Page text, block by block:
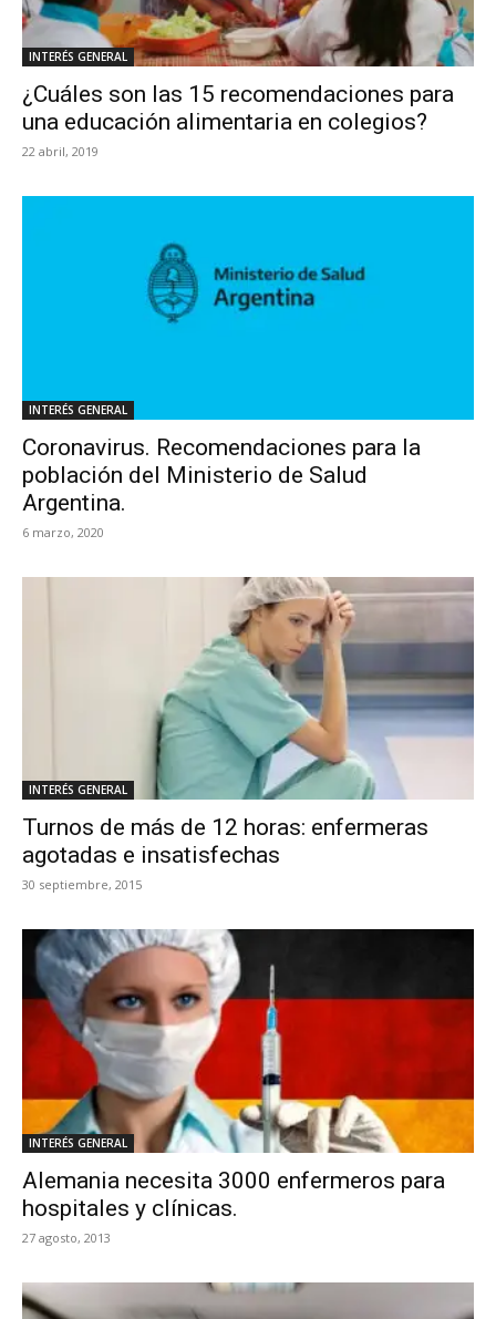
INTERÉS GENERAL
¿Cuáles son las 15 recomendaciones para
una educación alimentaria en colegios?
22 abril, 2019
INTERÉS GENERAL
Coronavirus. Recomendaciones para la
población del Ministerio de Salud
Argentina.
6 marzo, 2020
INTERÉS GENERAL
Turnos de más de 12 horas: enfermeras
agotadas e insatisfechas
30 septiembre, 2015
INTERÉS GENERAL
Alemania necesita 3000 enfermeros para
hospitales y clínicas.
27 agosto, 2013